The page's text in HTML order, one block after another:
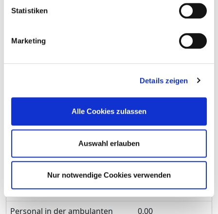
Statistiken
Marketing
Details zeigen
Alle Cookies zulassen
Auswahl erlauben
Nur notwendige Cookies verwenden
Wochenarbeitszeit
Davon ohne Fachabteilungszuordnung
Anzahl
Anzahl (gesamt)
175,15
Personal mit direktem
Beschäftigungsverhältnis
175,15
Personal ohne direktes
Beschäftigungsverhältnis
0,00
Personal in der ambulanten 0,00